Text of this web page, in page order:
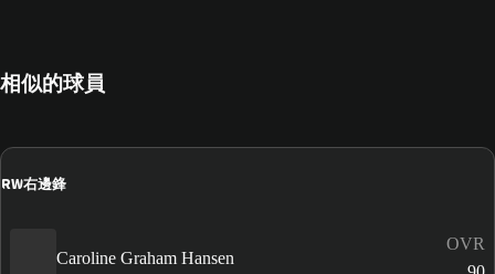
相似的球員
RW右邊鋒
Caroline Graham Hansen
OVR